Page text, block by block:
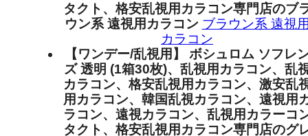
タクト、格安乱視用カラコン専門店のブ
ウン系 遠視用カラコン ブラウン系 遠視
カラコン
【ワンデー/乱視用】 ボシュロム ソフレ
ズ 透明 (1箱30枚)、乱視用カラコン、乱
カラコン、格安乱視用カラコン、激安乱
用カラコン、韓国乱視カラコン、遠視用
ラコン、遠視カラコン、乱視用カラーコ
タクト、格安乱視用カラコン専門店のグ